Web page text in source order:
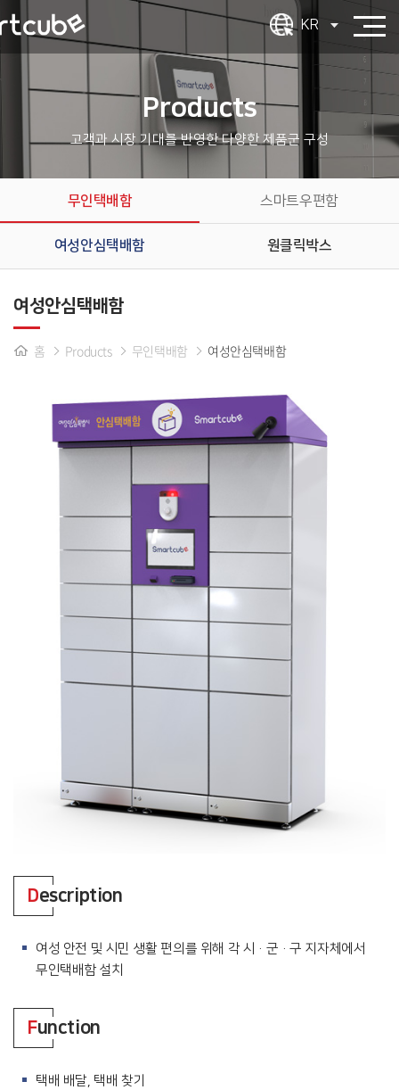
KR
Products
고객과 시장 기대를 반영한 다양한 제품군 구성
무인택배함 스마트우편함
여성안심택배함 원클릭박스
여성안심택배함
홈 Products 무인택배함 여성안심택배함
Description
여성 안전 및 시민 생활 편의를 위해 각 시·군·구 지자체에서
무인택배함 설치
Function
택배 배달, 택배 찾기